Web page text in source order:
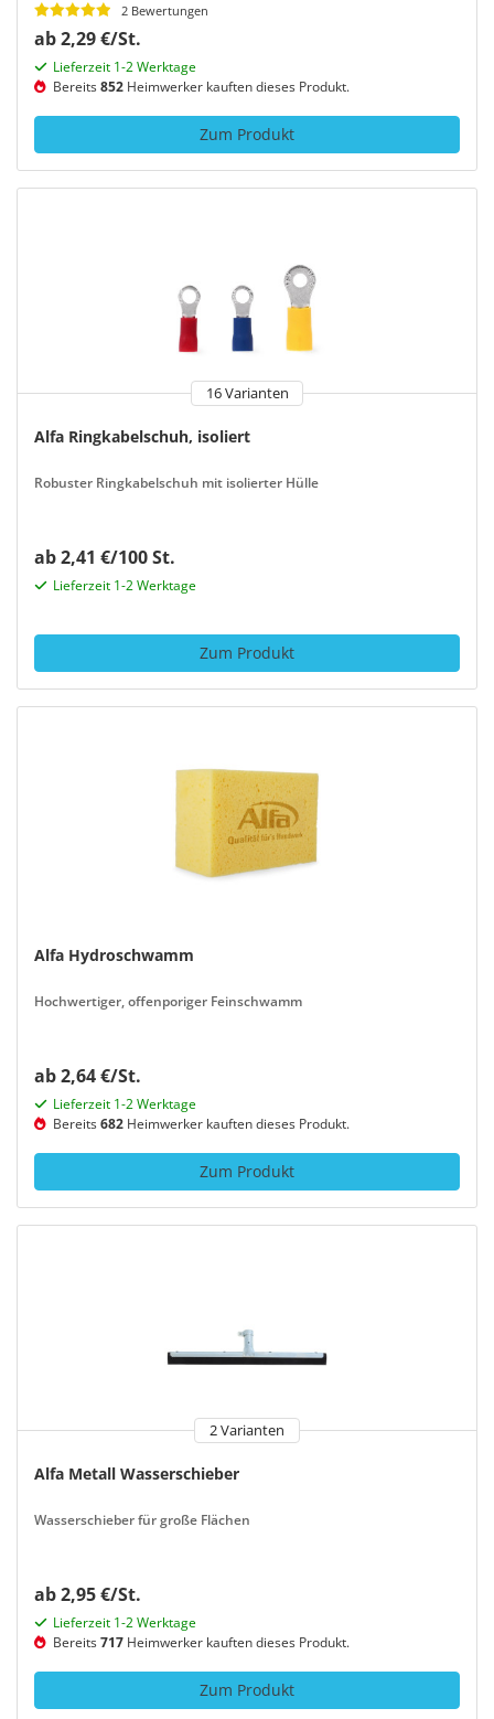
2 Bewertungen
ab 2,29 €/St.
Lieferzeit 1-2 Werktage
Bereits852 Heimwerker kauften dieses Produkt.
Zum Produkt
16 Varianten
Alfa Ringkabelschuh, isoliert
Robuster Ringkabelschuh mit isolierter Hülle
ab 2,41 €/100 St.
Lieferzeit 1-2 Werktage
Zum Produkt
Alfa Hydroschwamm
Hochwertiger, offenporiger Feinschwamm
ab 2,64 €/St.
Lieferzeit 1-2 Werktage
Bereits682 Heimwerker kauften dieses Produkt.
Zum Produkt
2 Varianten
Alfa Metall Wasserschieber
Wasserschieber für große Flächen
ab 2,95 €/St.
Lieferzeit 1-2 Werktage
Bereits717 Heimwerker kauften dieses Produkt.
Zum Produkt